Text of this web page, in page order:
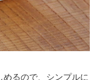
るので、シンプルに